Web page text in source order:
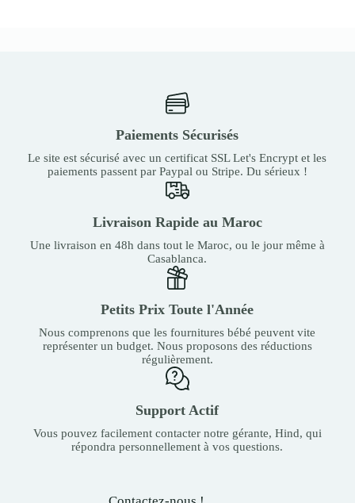
Paiements Sécurisés
Le site est sécurisé avec un certificat SSL Let's Encrypt et les
paiements passent par Paypal ou Stripe. Du sérieux !
Livraison Rapide au Maroc
Une livraison en 48h dans tout le Maroc, ou le jour même à
Casablanca.
Petits Prix Toute l'Année
Nous comprenons que les fournitures bébé peuvent vite
représenter un budget. Nous proposons des réductions
régulièrement.
Support Actif
Vous pouvez facilement contacter notre gérante, Hind, qui
répondra personnellement à vos questions.